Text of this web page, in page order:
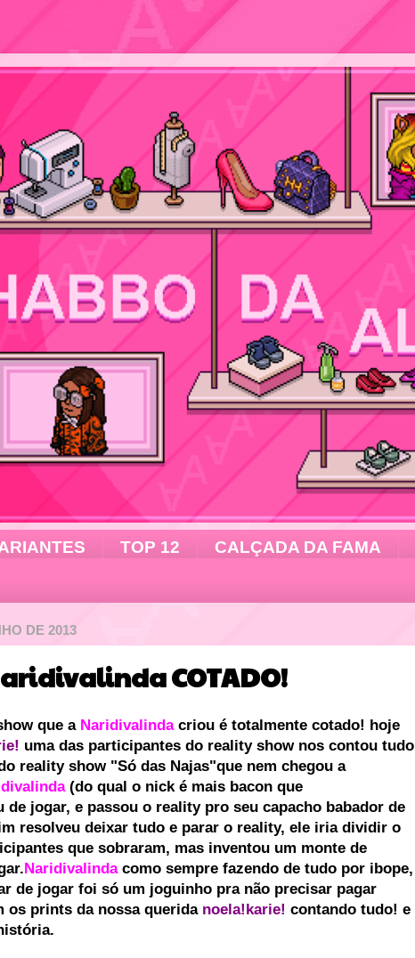
TOP 12 CALÇADA DA FAMA
DE 2013
COTADO!
que a Naridivalinda criou é totalmente cotado! hoje
uma das participantes do reality show nos contou tudo
reality show "Só das Najas"que nem chegou a
(do qual o nick é mais bacon que
jogar, e passou o reality pro seu capacho babador de
resolveu deixar tudo e parar o reality, ele iria dividir o
que sobraram, mas inventou um monte de
Naridivalinda como sempre fazendo de tudo por ibope,
de jogar foi só um joguinho pra não precisar pagar
os prints da nossa querida noela!karie! contando tudo! e